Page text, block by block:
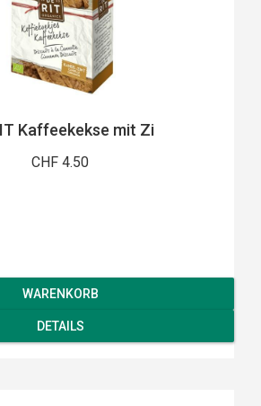
Kaffeekekse mit Zi
CHF 4.50
WARENKORB
DETAILS